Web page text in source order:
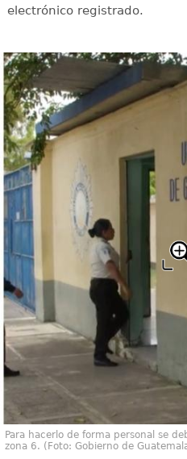
electrónico registrado.
Para hacerlo de forma personal se
zona 6. (Foto: Gobierno de